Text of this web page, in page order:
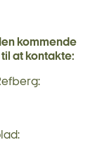
kommende
at kontakte: